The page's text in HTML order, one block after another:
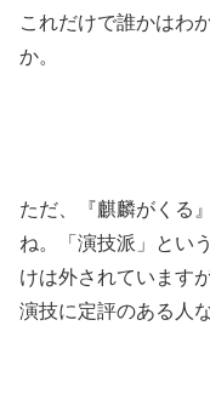
これだけで誰かはわ
か。
ただ、『麒麟がくる
ね。「演技派」とい
けは外されています
演技に定評のある人